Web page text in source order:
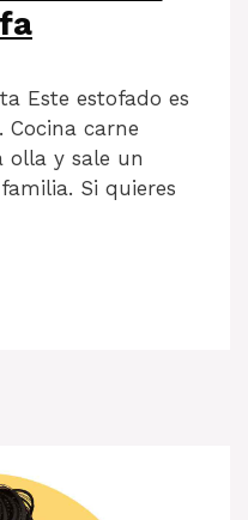
Este estofado es
carne
olla y sale un
Si quieres